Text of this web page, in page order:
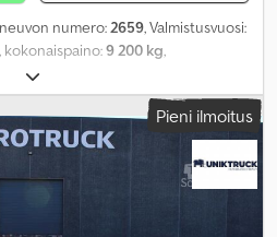
numero:2659, Valmistusvuosi:
, kokonaispaino:9 200 kg,
Pieni ilmoitus